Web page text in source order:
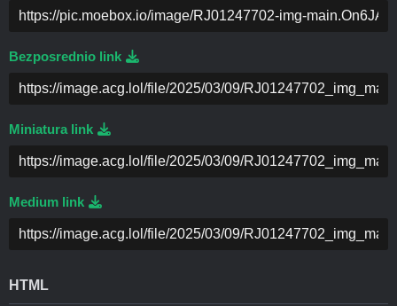
Bezposrednio link
Miniatura link
Medium link
HTML